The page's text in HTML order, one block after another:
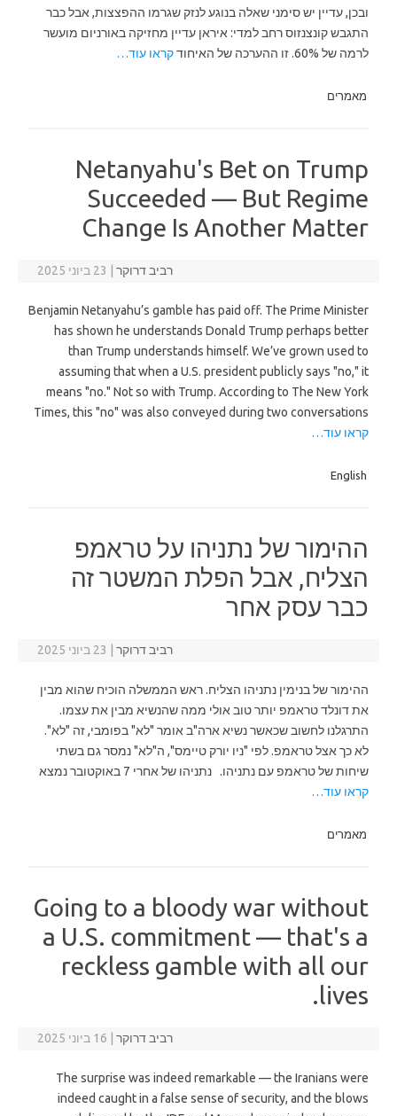
ובכן, עדיין יש סימני שאלה בנוגע לנזק שגרמו ההפצצות, אבל כבר
התגבש קונצנזוס רחב למדי: איראן עדיין מחזיקה באורניום מועשר
לרמה של 60%. זו ההערכה של האיחוד
קראו עוד…
מאמרים
Netanyahu's Bet on Trump
Succeeded — But Regime
Change Is Another Matter
רביב דרוקר 23 ביוני 2025
Benjamin Netanyahu’s gamble has paid off. The Prime Minister
has shown he understands Donald Trump perhaps better
than Trump understands himself. We’ve grown used to
assuming that when a U.S. president publicly says "no," it
means "no." Not so with Trump. According to The New York
Times, this "no" was also conveyed during two conversations
קראו עוד…
English
ההימור של נתניהו על טראמפ
הצליח, אבל הפלת המשטר זה
כבר עסק אחר
רביב דרוקר 23 ביוני 2025
ההימור של בנימין נתניהו הצליח. ראש הממשלה הוכיח שהוא מבין
את דונלד טראמפ יותר טוב אולי ממה שהנשיא מבין את עצמו.
התרגלנו לחשוב שכאשר נשיא ארה"ב אומר "לא" בפומבי, זה "לא".
לא כך אצל טראמפ. לפי "ניו יורק טיימס", ה"לא" נמסר גם בשתי
שיחות של טראמפ עם נתניהו. נתניהו של אחרי 7 באוקטובר נמצא
קראו עוד…
מאמרים
Going to a bloody war without
a U.S. commitment — that's a
reckless gamble with all our
lives.
רביב דרוקר 16 ביוני 2025
The surprise was indeed remarkable — the Iranians were
indeed caught in a false sense of security, and the blows